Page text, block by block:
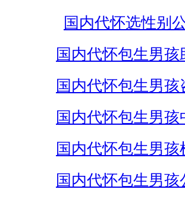
国内代怀选性别
国内代怀包生男孩
国内代怀包生男孩
国内代怀包生男孩
国内代怀包生男孩
国内代怀包生男孩